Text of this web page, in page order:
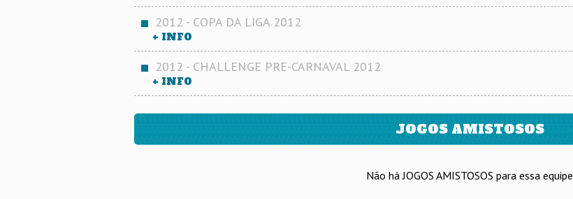
2012 - COPA DA LIGA 2012
+ INFO
2012 - CHALLENGE PRE-CARNAVAL 2012
+ INFO
JOGOS AMISTOSOS
Não há JOGOS AMISTOSOS para essa equipe